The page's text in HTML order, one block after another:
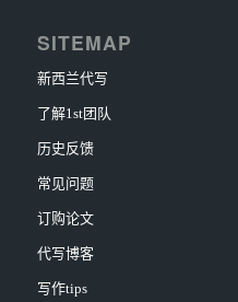
SITEMAP
新西兰代写
了解1st团队
历史反馈
常见问题
订购论文
代写博客
写作tips